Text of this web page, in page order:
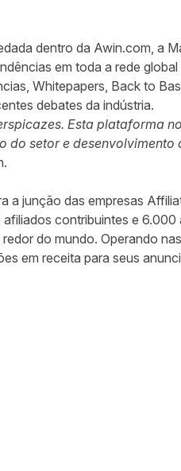
dentro da Awin.com, a
em toda a rede global
Whitepapers, Back to
debates da indústria.
Esta plataforma
setor e desenvolvimento
a junção das empresas
contribuintes e 6.000
do mundo. Operando
em receita para seus